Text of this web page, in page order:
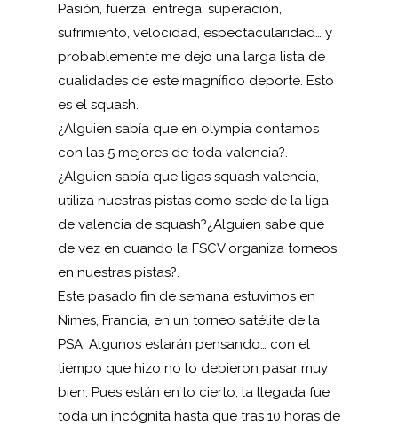
Pasión, fuerza, entrega, superación,
sufrimiento, velocidad, espectacularidad… y
probablemente me dejo una larga lista de
cualidades de este magnífico deporte. Esto
es el squash.
¿Alguien sabía que en olympia contamos
con las 5 mejores de toda valencia?.
¿Alguien sabía que ligas squash valencia,
utiliza nuestras pistas como sede de la liga
de valencia de squash?¿Alguien sabe que
de vez en cuando la FSCV organiza torneos
en nuestras pistas?.
Este pasado fin de semana estuvimos en
Nimes, Francia, en un torneo satélite de la
PSA. Algunos estarán pensando… con el
tiempo que hizo no lo debieron pasar muy
bien. Pues están en lo cierto, la llegada fue
toda un incógnita hasta que tras 10 horas de